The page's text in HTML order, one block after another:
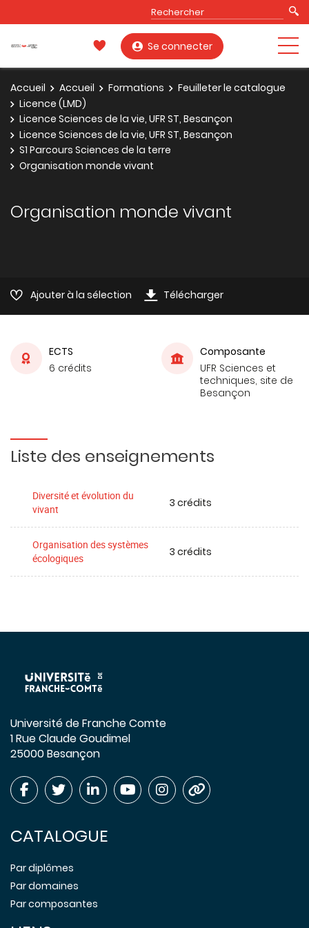
Se connecter
Accueil Accueil Formations
Feuilleter le catalogue
Licence (LMD)
Licence Sciences de la vie, UFR ST, Besançon
Licence Sciences de la vie, UFR ST, Besançon
S1 Parcours Sciences de la terre
Organisation monde vivant
Organisation monde vivant
Ajouter à la sélection Télécharger
ECTS
6 crédits
Composante
UFR Sciences et
techniques, site de
Besançon
Liste des enseignements
Diversité et évolution du
vivant
3 crédits
Organisation des systèmes
écologiques
3 crédits
Université de Franche Comte
1 Rue Claude Goudimel
25000 Besançon
CATALOGUE
Par diplômes
Par domaines
Par composantes